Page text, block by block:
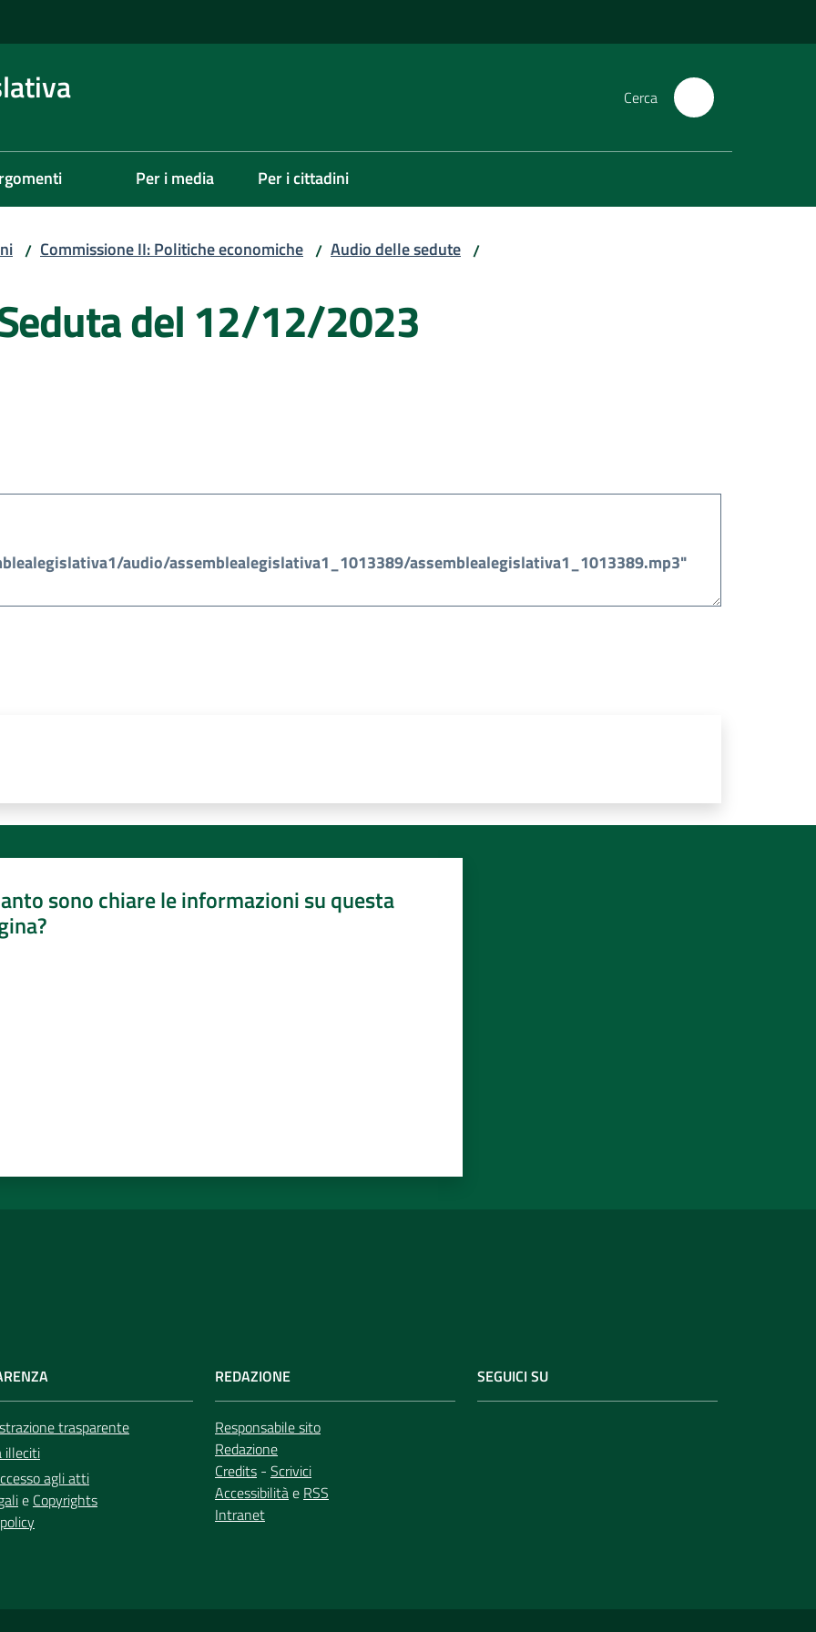
Cerca
Per i media Per i cittadini
/ Commissione II: Politiche economiche / Audio delle sedute /
del 12/12/2023
sono chiare le informazioni su questa
trasparente
illeciti
agli atti
e Copyrights
REDAZIONE
Responsabile sito
Redazione
Credits - Scrivici
Accessibilitàe RSS
Intranet
SEGUICI SU